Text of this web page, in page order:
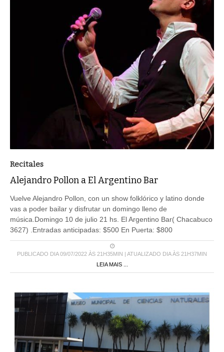
Recitales
Alejandro Pollon a El Argentino Bar
Vuelve Alejandro Pollon, con un show folklórico y latino donde
vas a poder bailar y disfrutar un domingo lleno de
música.Domingo 10 de julio 21 hs. El Argentino Bar( Chacabuco
3627) .Entradas anticipadas: $500 En Puerta: $800
PUBLICADO DIA 09/07/2022 ÀS 21H35MIN | ATUALIZADO DIA ÀS 21H37MIN
LEIA MAIS ...